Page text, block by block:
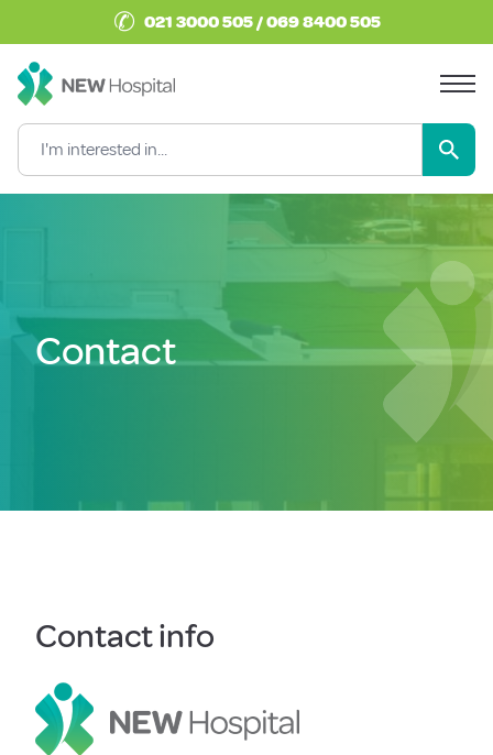
✆ 021 3000 505 / 069 8400 505
Contact
Contact info